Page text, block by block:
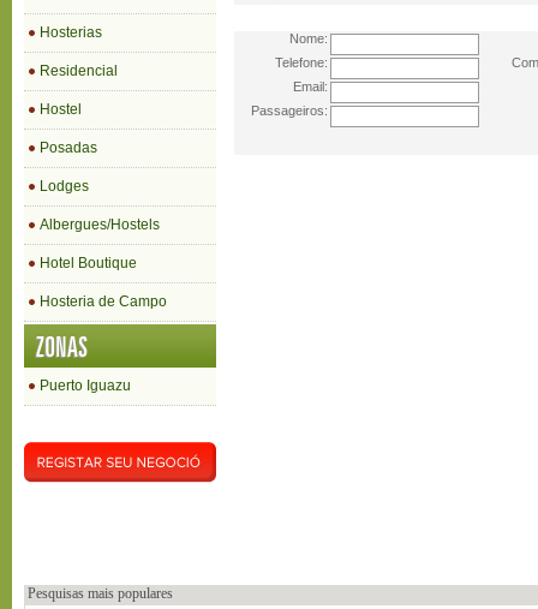
Hosterias
Residencial
Hostel
Posadas
Lodges
Albergues/Hostels
Hotel Boutique
Hosteria de Campo
ZONAS
Puerto Iguazu
Nome:
Telefone:
Email:
Passageiros:
Pesquisas mais populares